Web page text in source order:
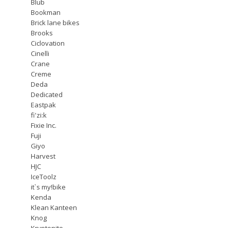
Blub
Bookman
Brick lane bikes
Brooks
Ciclovation
Cinelli
Crane
Creme
Deda
Dedicated
Eastpak
fi'zi:k
Fixie Inc.
Fuji
Giyo
Harvest
HJC
IceToolz
it`s my!bike
Kenda
Klean Kanteen
Knog